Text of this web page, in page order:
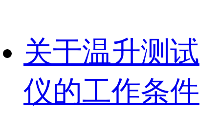
关于温升测试
仪的工作条件